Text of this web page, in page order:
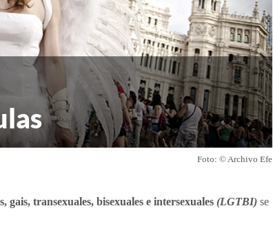
Foto: © Archivo Efe
gais, transexuales, bisexuales e intersexuales (LGTBI) se